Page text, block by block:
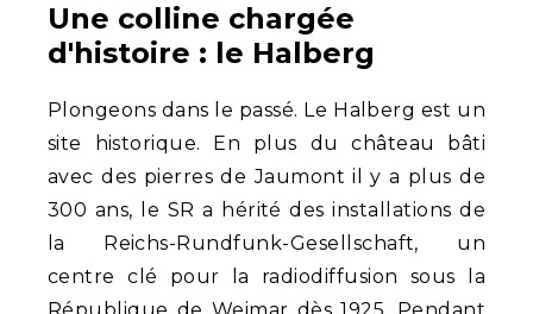
Une colline chargée
d'histoire : le Halberg
Plongeons dans le passé. Le Halberg est un
site historique. En plus du château bâti
avec des pierres de Jaumont il y a plus de
300 ans, le SR a hérité des installations de
la Reichs-Rundfunk-Gesellschaft, un
centre clé pour la radiodiffusion sous la